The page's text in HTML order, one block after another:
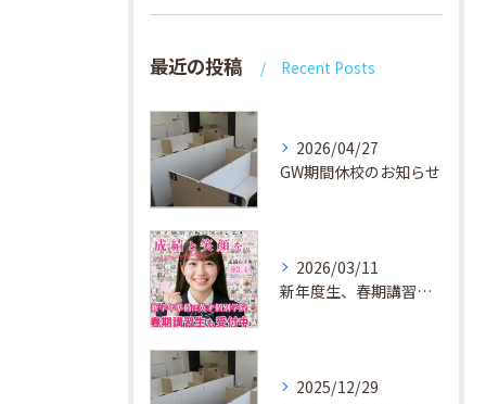
最近の投稿 Recent Posts
2026/04/27
GW期間休校のお知らせ
2026/03/11
新年度生、春期講習生 受付中！
2025/12/29